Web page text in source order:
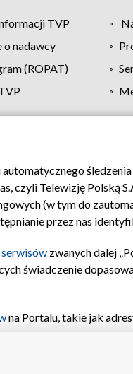
TVP
o nadawcy
(ROPAT)
zgody Pomoc
czyli Telewizję Polską
(w tym do
przez nas
zwanych dalej
świadczenie
na Portalu, takie jak
lub dostęp do
wyboru